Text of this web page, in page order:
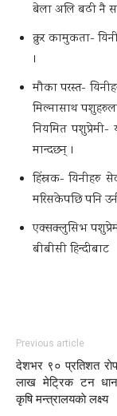
बेला अलि बढी नै
क्रुर कामुकता-
।
मौका परस्त-
मिल्नासाथ
नियमित पशुप्रेमी-
मान्दछन् ।
हिंस्रक- यिनीहरु
मरिसकेपछि पनि
एक्सक्लुसिभ
बीबीसी हिन्दीबाट
Previous article
देशभर ९० प्रतिशत
लाख मेट्रिक टन धान
कृषि मन्त्रालयकाे लक्ष्य